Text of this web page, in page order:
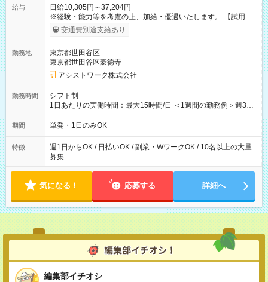
給与
日給10,305円～37,204円
※経験・能力等を考慮の上、加給・優遇いたします。 【試用期
間】試用期間なし
交通費別途支給あり
勤務地
東京都世田谷区
東京都世田谷区豪徳寺
アシストワーク株式会社
勤務時間
シフト制
1日あたりの実働時間：最大15時間/日 ＜1週間の勤務例＞週3回
勤務 勤務：月・水・金 休み：火・木・土・日 好きな時にお仕事
可能です！ ※1日あたりの最大実働時間は日勤、夜勤共に勤務し
期間 単発・1日のみOK
特徴
週1日からOK / 日払いOK / 副業・WワークOK / 10名以上の大量
募集
気になる！ 応募する 詳細へ
編集部イチオシ